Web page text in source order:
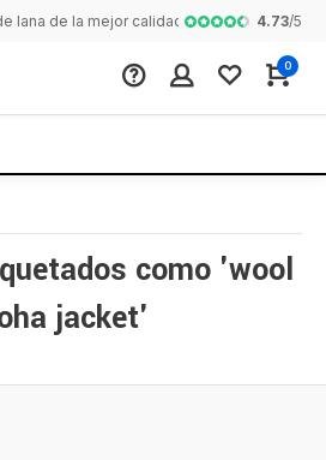
mejor calidad de Nepal Colección
4.73/5
0
como 'wool
jacket'